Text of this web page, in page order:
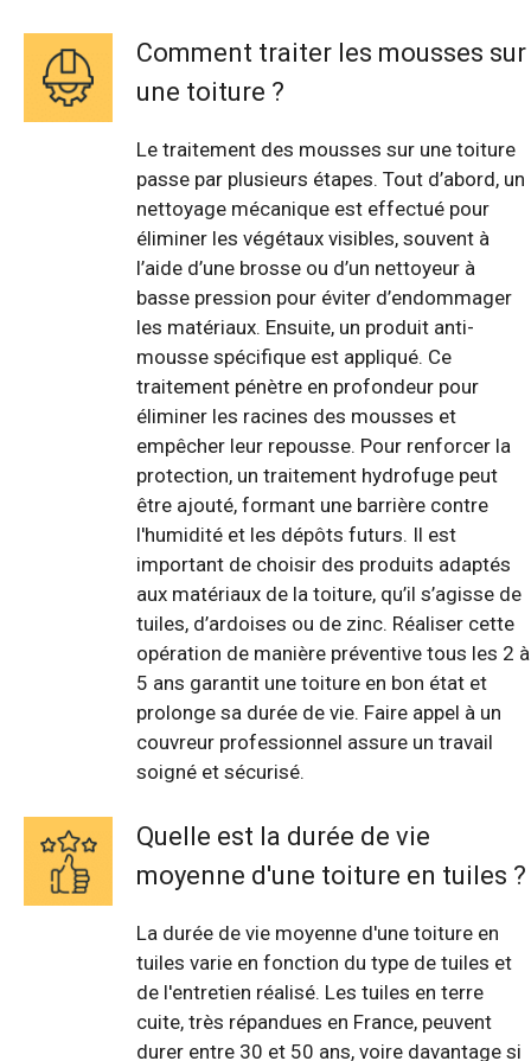
Comment traiter les mousses sur
une toiture ?
Le traitement des mousses sur une toiture
passe par plusieurs étapes. Tout d’abord, un
nettoyage mécanique est effectué pour
éliminer les végétaux visibles, souvent à
l’aide d’une brosse ou d’un nettoyeur à
basse pression pour éviter d’endommager
les matériaux. Ensuite, un produit anti-
mousse spécifique est appliqué. Ce
traitement pénètre en profondeur pour
éliminer les racines des mousses et
empêcher leur repousse. Pour renforcer la
protection, un traitement hydrofuge peut
être ajouté, formant une barrière contre
l'humidité et les dépôts futurs. Il est
important de choisir des produits adaptés
aux matériaux de la toiture, qu’il s’agisse de
tuiles, d’ardoises ou de zinc. Réaliser cette
opération de manière préventive tous les 2 à
5 ans garantit une toiture en bon état et
prolonge sa durée de vie. Faire appel à un
couvreur professionnel assure un travail
soigné et sécurisé.
Quelle est la durée de vie
moyenne d'une toiture en tuiles ?
La durée de vie moyenne d'une toiture en
tuiles varie en fonction du type de tuiles et
de l'entretien réalisé. Les tuiles en terre
cuite, très répandues en France, peuvent
durer entre 30 et 50 ans, voire davantage si